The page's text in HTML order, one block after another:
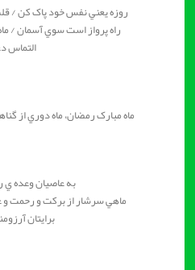
روزه يعني نفس خود پاک کن /
راه پرواز است سوي آسمان /
التماس دعا
ماه مبارک رمضان، ماه دوري از
به عاصيان وعده ي
ماهي سرشار از برکت و رحمت و
برايتان